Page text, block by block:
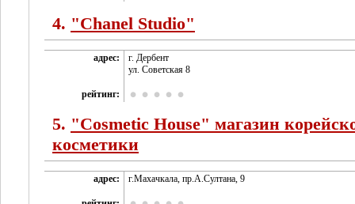
4. "Chanel Studio"
адрес:
г. Дербент
ул. Советская 8
рейтинг:
5. "Cosmetic House" магазин
косметики
адрес: г.Махачкала, пр.А.Султана, 9